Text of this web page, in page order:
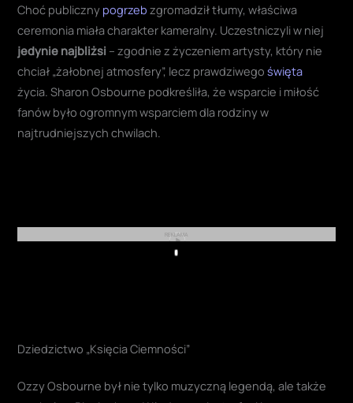
Choć publiczny pogrzeb zgromadził tłumy, właściwa
ceremonia miała charakter kameralny. Uczestniczyli w niej
jedynie najbliżsi – zgodnie z życzeniem artysty, który nie
chciał „żałobnej atmosfery”, lecz prawdziwegoświęta
życia. Sharon Osbourne podkreśliła, że wsparcie i miłość
fanów było ogromnym wsparciem dla rodziny w
najtrudniejszych chwilach.
REKLAMA
Play
Dziedzictwo „Księcia Ciemności”
Ozzy Osbourne był nie tylko muzyczną legendą, ale także